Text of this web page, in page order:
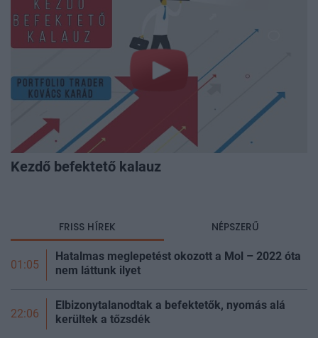
Kezdő befektető kalauz
FRISS HÍREK NÉPSZERŰ
01:05
Hatalmas meglepetést okozott a Mol – 2022 óta
nem láttunk ilyet
22:06
Elbizonytalanodtak a befektetők, nyomás alá
kerültek a tőzsdék